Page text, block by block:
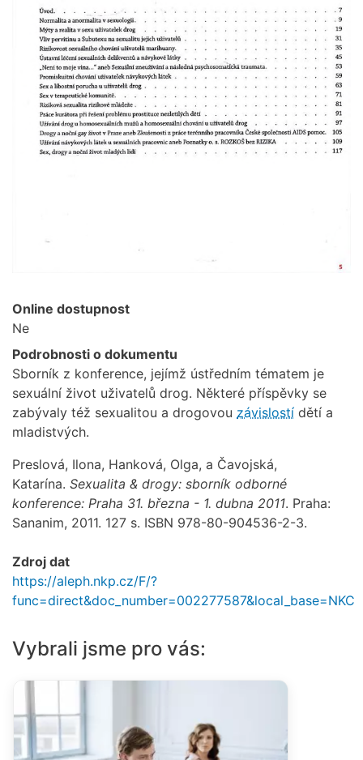
Online dostupnost
Ne
Podrobnosti o dokumentu
Sborník z konference, jejímž ústředním tématem je
sexuální život uživatelů drog. Některé příspěvky se
zabývaly též sexualitou a drogovou závislostí dětí a
mladistvých.
Preslová, Ilona, Hanková, Olga, a Čavojská,
Katarína. Sexualita & drogy: sborník odborné
konference: Praha 31. března - 1. dubna 2011. Praha:
Sananim, 2011. 127 s. ISBN 978-80-904536-2-3.
Zdroj dat
https://aleph.nkp.cz/F/?
func=direct&doc_number=002277587&local_base=NKC
Vybrali jsme pro vás: